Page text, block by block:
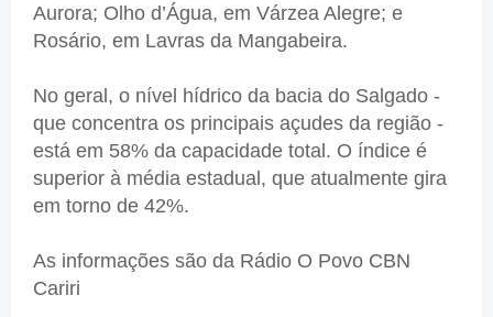
Aurora; Olho d’Água, em Várzea Alegre; e
Rosário, em Lavras da Mangabeira.
No geral, o nível hídrico da bacia do Salgado -
que concentra os principais açudes da região -
está em 58% da capacidade total. O índice é
superior à média estadual, que atualmente gira
em torno de 42%.
As informações são da Rádio O Povo CBN
Cariri